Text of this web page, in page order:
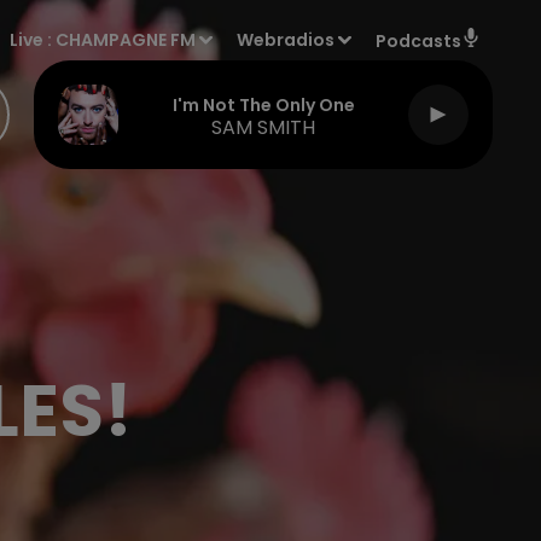
Live : CHAMPAGNE FM Webradios Podcasts
I'm Not The Only One
SAM SMITH